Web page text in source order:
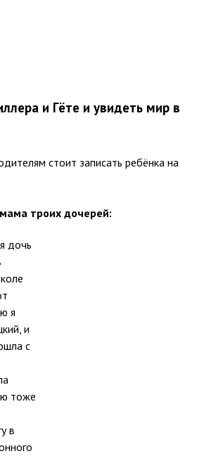
и Гёте и увидеть мир в
стоит записать ребёнка на
троих дочерей:
дочь
я
и
с
тоже
в